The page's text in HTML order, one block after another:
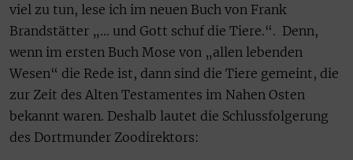
viel zu tun, lese ich im neuen Buch von Frank
Brandstätter „… und Gott schuf die Tiere.“. Denn,
wenn im ersten Buch Mose von „allen lebenden
Wesen“ die Rede ist, dann sind die Tiere gemeint, die
zur Zeit des Alten Testamentes im Nahen Osten
bekannt waren. Deshalb lautet die Schlussfolgerung
des Dortmunder Zoodirektors: